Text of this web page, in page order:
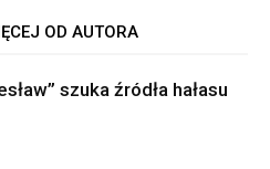
OD AUTORA
szuka źródła hałasu